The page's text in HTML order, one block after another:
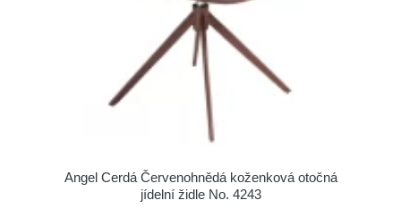
Angel Cerdá Červenohnědá koženková otočná
jídelní židle No. 4243